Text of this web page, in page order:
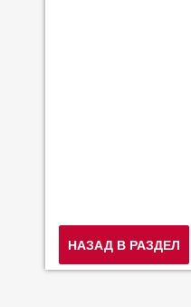
НАЗАД В РАЗДЕЛ